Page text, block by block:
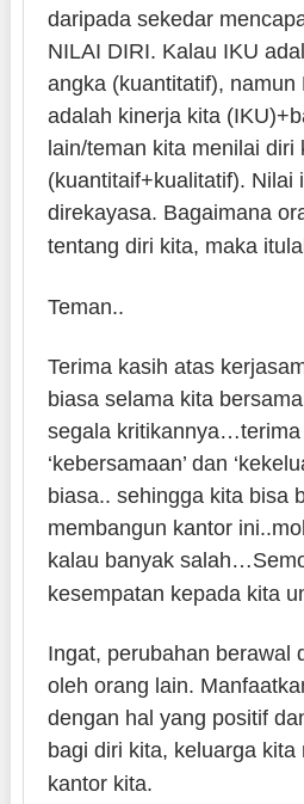
daripada sekedar
NILAI DIRI. Kalau IKU
angka (kuantitatif), namun
adalah kinerja kita
lain/teman kita menilai diri
(kuantitaif+kualitatif). Nilai
direkayasa. Bagaimana
tentang diri kita, maka
Teman..
Terima kasih atas
biasa selama kita
segala kritikannya…terima
‘kebersamaan’ dan
biasa.. sehingga kita bisa
membangun kantor
kalau banyak
kesempatan kepada kita
Ingat, perubahan berawal
oleh orang lain.
dengan hal yang positif
bagi diri kita, keluarga kita
kantor kita.